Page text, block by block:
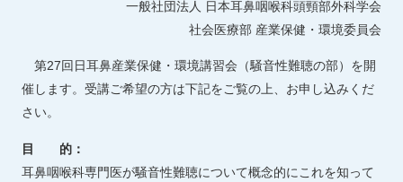
一般社団法人 日本耳鼻咽喉科頭頸部外科学会
社会医療部 産業保健・環境委員会
第27回日耳鼻産業保健・環境講習会（騒音性難聴の部）を開
催します。受講ご希望の方は下記をご覧の上、お申し込みくだ
さい。
目 的：
耳鼻咽喉科専門医が騒音性難聴について概念的にこれを知って